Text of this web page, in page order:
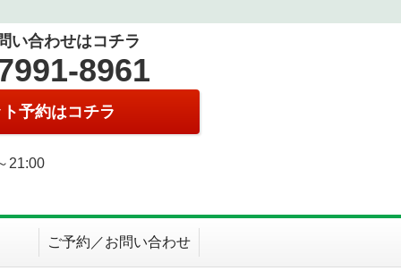
い合わせはコチラ
8961
予約はコチラ
21:00
ご予約／お問い合わせ